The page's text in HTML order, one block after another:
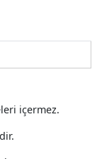
içermez.